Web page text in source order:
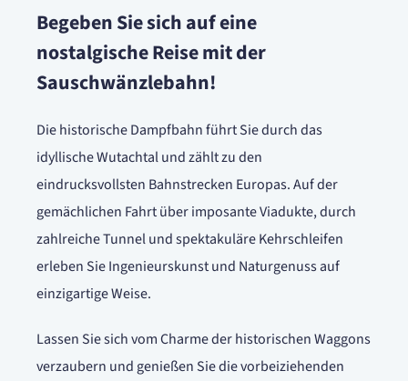
Begeben Sie sich auf eine
nostalgische Reise mit der
Sauschwänzlebahn!
Die historische Dampfbahn führt Sie durch das
idyllische Wutachtal und zählt zu den
eindrucksvollsten Bahnstrecken Europas. Auf der
gemächlichen Fahrt über imposante Viadukte, durch
zahlreiche Tunnel und spektakuläre Kehrschleifen
erleben Sie Ingenieurskunst und Naturgenuss auf
einzigartige Weise.
Lassen Sie sich vom Charme der historischen Waggons
verzaubern und genießen Sie die vorbeiziehenden